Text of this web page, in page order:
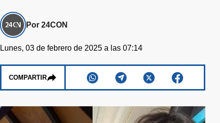
Por 24CON
Lunes, 03 de febrero de 2025 a las 07:14
COMPARTIR